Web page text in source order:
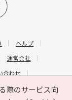
際のサービス向
ヘルプ
運営会社
合わせ
せ